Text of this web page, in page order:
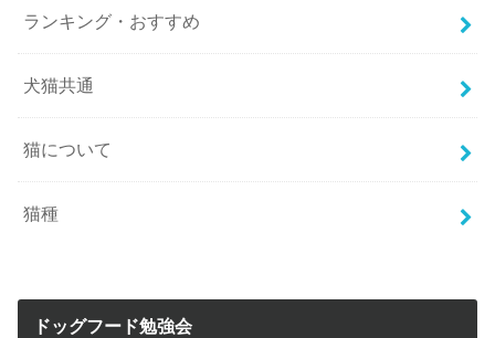
ランキング・おすすめ
犬猫共通
猫について
猫種
ドッグフード勉強会